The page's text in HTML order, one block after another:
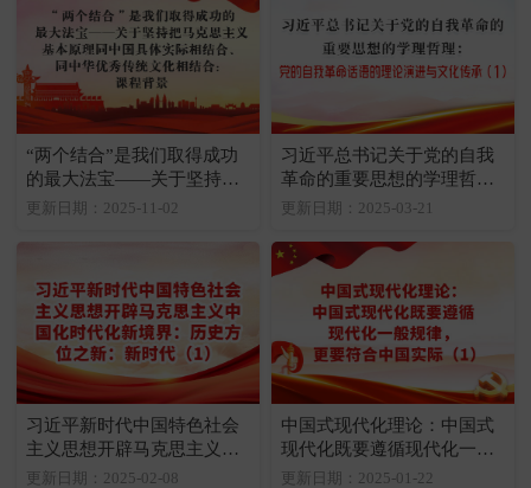
“两个结合”是我们取得成功
的最大法宝——关于坚持把
马克思主义基本原理同中国
更新日期：2025-11-02
习近平总书记关于党的自我
革命的重要思想的学理哲
理：党的自我革命话语的理
更新日期：2025-03-21
习近平新时代中国特色社会
主义思想开辟马克思主义中
国化时代化新境界：历史方
更新日期：2025-02-08
中国式现代化理论：中国式
现代化既要遵循现代化一般
规律，更要符合中国实际
更新日期：2025-01-22